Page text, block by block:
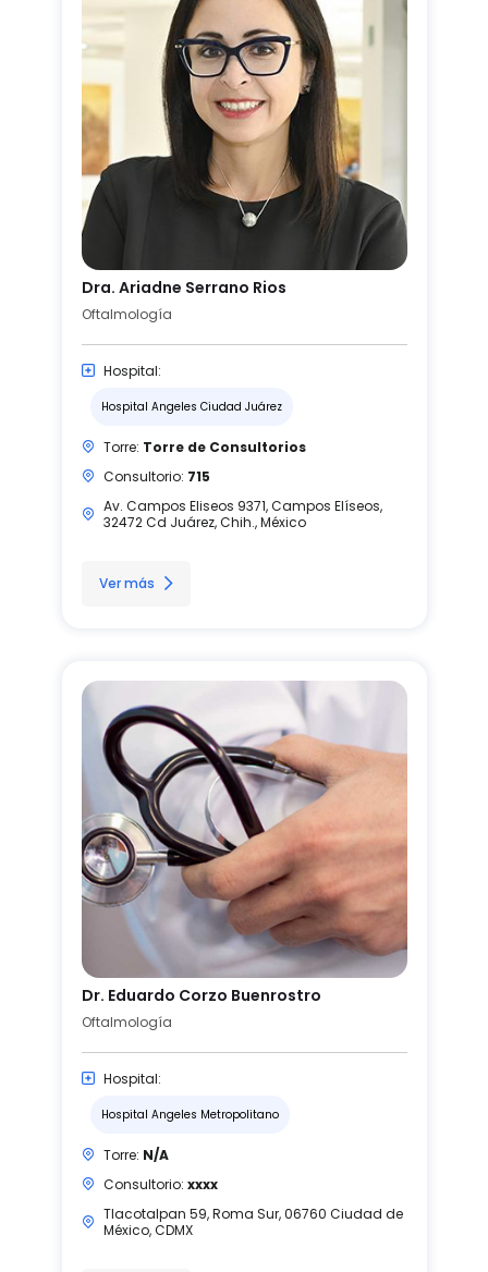
Dra. Ariadne Serrano Rios
Oftalmología
Hospital:
Hospital Angeles Ciudad Juárez
Torre: Torre de Consultorios
Consultorio: 715
Av. Campos Eliseos 9371, Campos Elíseos,
32472 Cd Juárez, Chih., México
Ver más
Dr. Eduardo Corzo Buenrostro
Oftalmología
Hospital:
Hospital Angeles Metropolitano
Torre: N/A
Consultorio: xxxx
Tlacotalpan 59, Roma Sur, 06760 Ciudad de
México, CDMX